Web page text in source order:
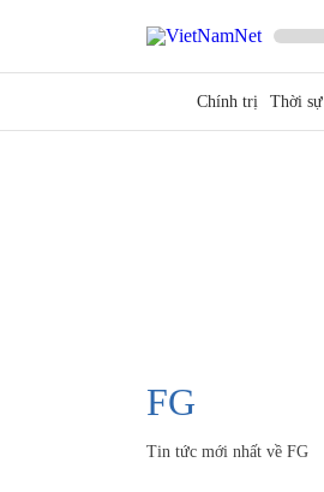
Chính trị Thời sự
FG
Tin tức mới nhất về FG